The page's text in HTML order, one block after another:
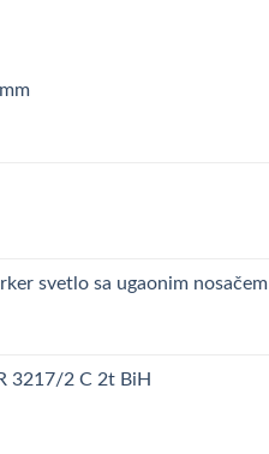
svetlo sa ugaonim nosačem
3217/2 C 2t BiH